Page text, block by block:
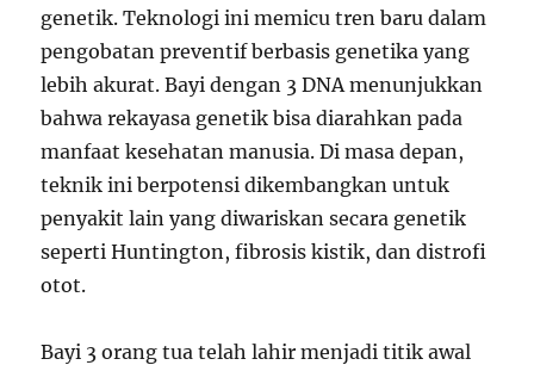
genetik. Teknologi ini memicu tren baru dalam
pengobatan preventif berbasis genetika yang
lebih akurat. Bayi dengan 3 DNA menunjukkan
bahwa rekayasa genetik bisa diarahkan pada
manfaat kesehatan manusia. Di masa depan,
teknik ini berpotensi dikembangkan untuk
penyakit lain yang diwariskan secara genetik
seperti Huntington, fibrosis kistik, dan distrofi
otot.
Bayi 3 orang tua telah lahir menjadi titik awal